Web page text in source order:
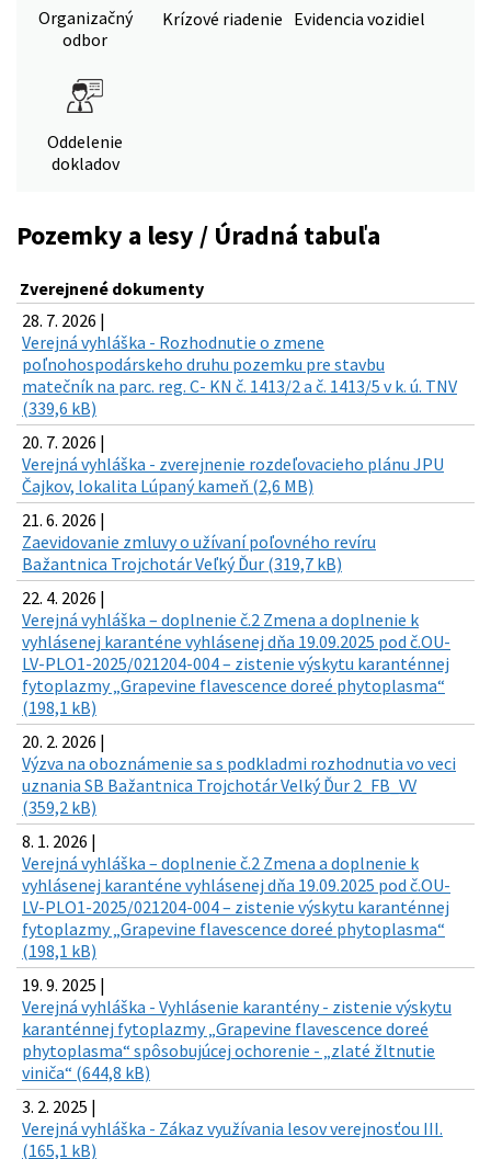
Organizačný
odbor
Krízové riadenie Evidencia vozidiel
Oddelenie
dokladov
Pozemky a lesy / Úradná tabuľa
Zverejnené dokumenty
28. 7. 2026 |
Verejná vyhláška - Rozhodnutie o zmene
poľnohospodárskeho druhu pozemku pre stavbu
matečník na parc. reg. C- KN č. 1413/2 a č. 1413/5 v k. ú. TNV
(339,6 kB)
20. 7. 2026 |
Verejná vyhláška - zverejnenie rozdeľovacieho plánu JPU
Čajkov, lokalita Lúpaný kameň (2,6 MB)
21. 6. 2026 |
Zaevidovanie zmluvy o užívaní poľovného revíru
Bažantnica Trojchotár Veľký Ďur (319,7 kB)
22. 4. 2026 |
Verejná vyhláška – doplnenie č.2 Zmena a doplnenie k
vyhlásenej karanténe vyhlásenej dňa 19.09.2025 pod č.OU-
LV-PLO1-2025/021204-004 – zistenie výskytu karanténnej
fytoplazmy „Grapevine flavescence doreé phytoplasma“
(198,1 kB)
20. 2. 2026 |
Výzva na oboznámenie sa s podkladmi rozhodnutia vo veci
uznania SB Bažantnica Trojchotár Velký Ďur 2_FB_VV
(359,2 kB)
8. 1. 2026 |
Verejná vyhláška – doplnenie č.2 Zmena a doplnenie k
vyhlásenej karanténe vyhlásenej dňa 19.09.2025 pod č.OU-
LV-PLO1-2025/021204-004 – zistenie výskytu karanténnej
fytoplazmy „Grapevine flavescence doreé phytoplasma“
(198,1 kB)
19. 9. 2025 |
Verejná vyhláška - Vyhlásenie karantény - zistenie výskytu
karanténnej fytoplazmy „Grapevine flavescence doreé
phytoplasma“ spôsobujúcej ochorenie - „zlaté žltnutie
viniča“ (644,8 kB)
3. 2. 2025 |
Verejná vyhláška - Zákaz využívania lesov verejnosťou III.
(165,1 kB)